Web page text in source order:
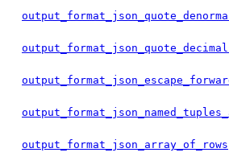
output_format_json_array_of_rows